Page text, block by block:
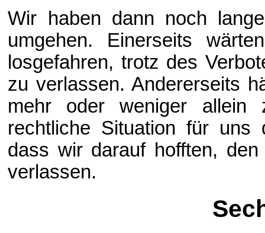
Wir haben dann noch
umgehen. Einerseits
losgefahren, trotz des
zu verlassen. Andererseits
mehr oder weniger allein
rechtliche Situation für uns
dass wir darauf hofften,
verlassen.